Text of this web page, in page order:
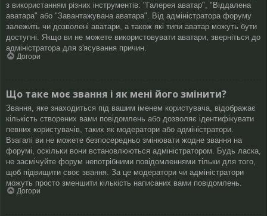
з використанням різних інструментів: "Галерея аватар", "Віддалена
аватара" або "Завантажувана аватара". Від адміністратора форуму
залежить чи дозволені аватари, а також які типи аватар можуть бути
доступні. Якщо ви не можете використовувати аватари, зверніться до
адміністратора для з'ясування причин.
Догори
Що таке моє звання і як мені його змінити?
Звання, яке знаходиться під вашим іменем користувача, відображає
кількість створених вами повідомлень або дозволяє ідентифікувати
певних користувачів, таких як модератори або адміністратори.
Взагалі ви не можете безпосередньо змінювати жодне звання на
форумі, оскільки вони встановлюються адміністратором. Будь ласка,
не засмічуйте форум непотрібними повідомленнями тільки для того,
щоб підвищити своє звання. За це модератори чи адміністратори
можуть просто зменшити кількість написаних вами повідомлень.
Догори